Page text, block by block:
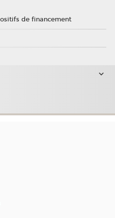
de financement